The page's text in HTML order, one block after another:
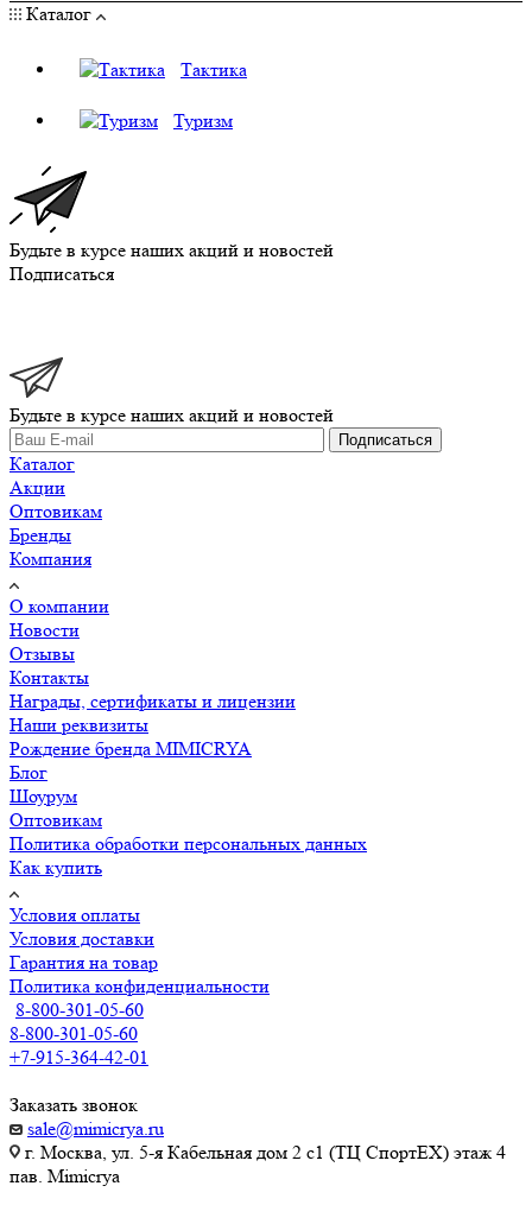
Каталог
Тактика
Туризм
Будьте в курсе наших акций и новостей
Подписаться
Будьте в курсе наших акций и новостей
Подписаться
Каталог
Акции
Оптовикам
Бренды
Компания
О компании
Новости
Отзывы
Контакты
Награды, сертификаты и лицензии
Наши реквизиты
Рождение бренда MIMICRYA
Блог
Шоурум
Оптовикам
Политика обработки персональных данных
Как купить
Условия оплаты
Условия доставки
Гарантия на товар
Политика конфиденциальности
8-800-301-05-60
8-800-301-05-60
+7-915-364-42-01
Заказать звонок
sale@mimicrya.ru
г. Москва, ул. 5-я Кабельная дом 2 с1 (ТЦ СпортEX) этаж 4
пав. Mimicrya